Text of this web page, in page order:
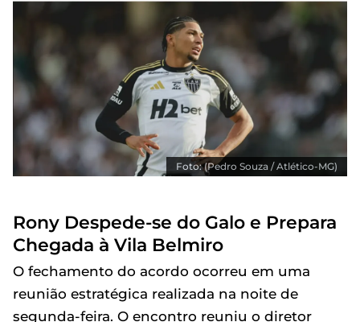
Foto: (Pedro Souza / Atlético-MG)
Rony Despede-se do Galo e Prepara
Chegada à Vila Belmiro
O fechamento do acordo ocorreu em uma
reunião estratégica realizada na noite de
segunda-feira. O encontro reuniu o diretor